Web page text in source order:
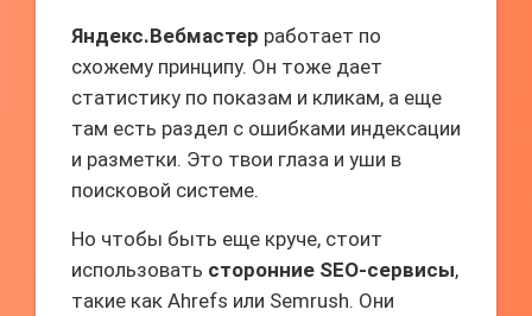
Яндекс.Вебмастер работает по
схожему принципу. Он тоже дает
статистику по показам и кликам, а еще
там есть раздел с ошибками индексации
и разметки. Это твои глаза и уши в
поисковой системе.
Но чтобы быть еще круче, стоит
использовать сторонние SEO-сервисы,
такие как Ahrefs или Semrush. Они